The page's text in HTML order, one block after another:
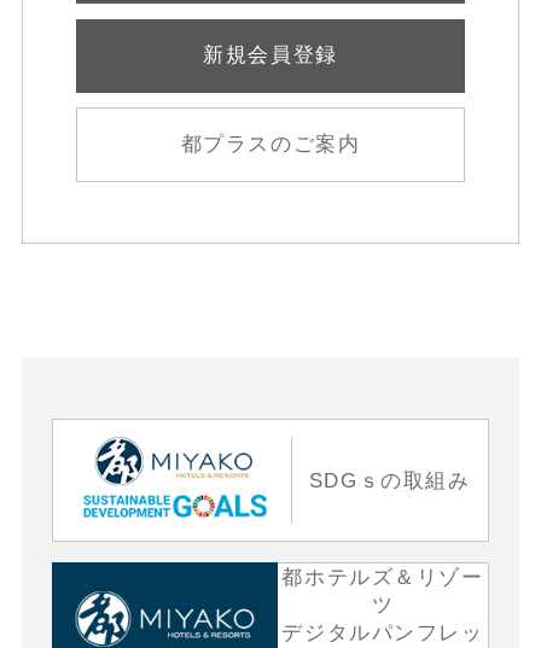
新規会員登録
都プラスのご案内
SDGｓの取組み
都ホテルズ＆リゾー
ツ
デジタルパンフレッ